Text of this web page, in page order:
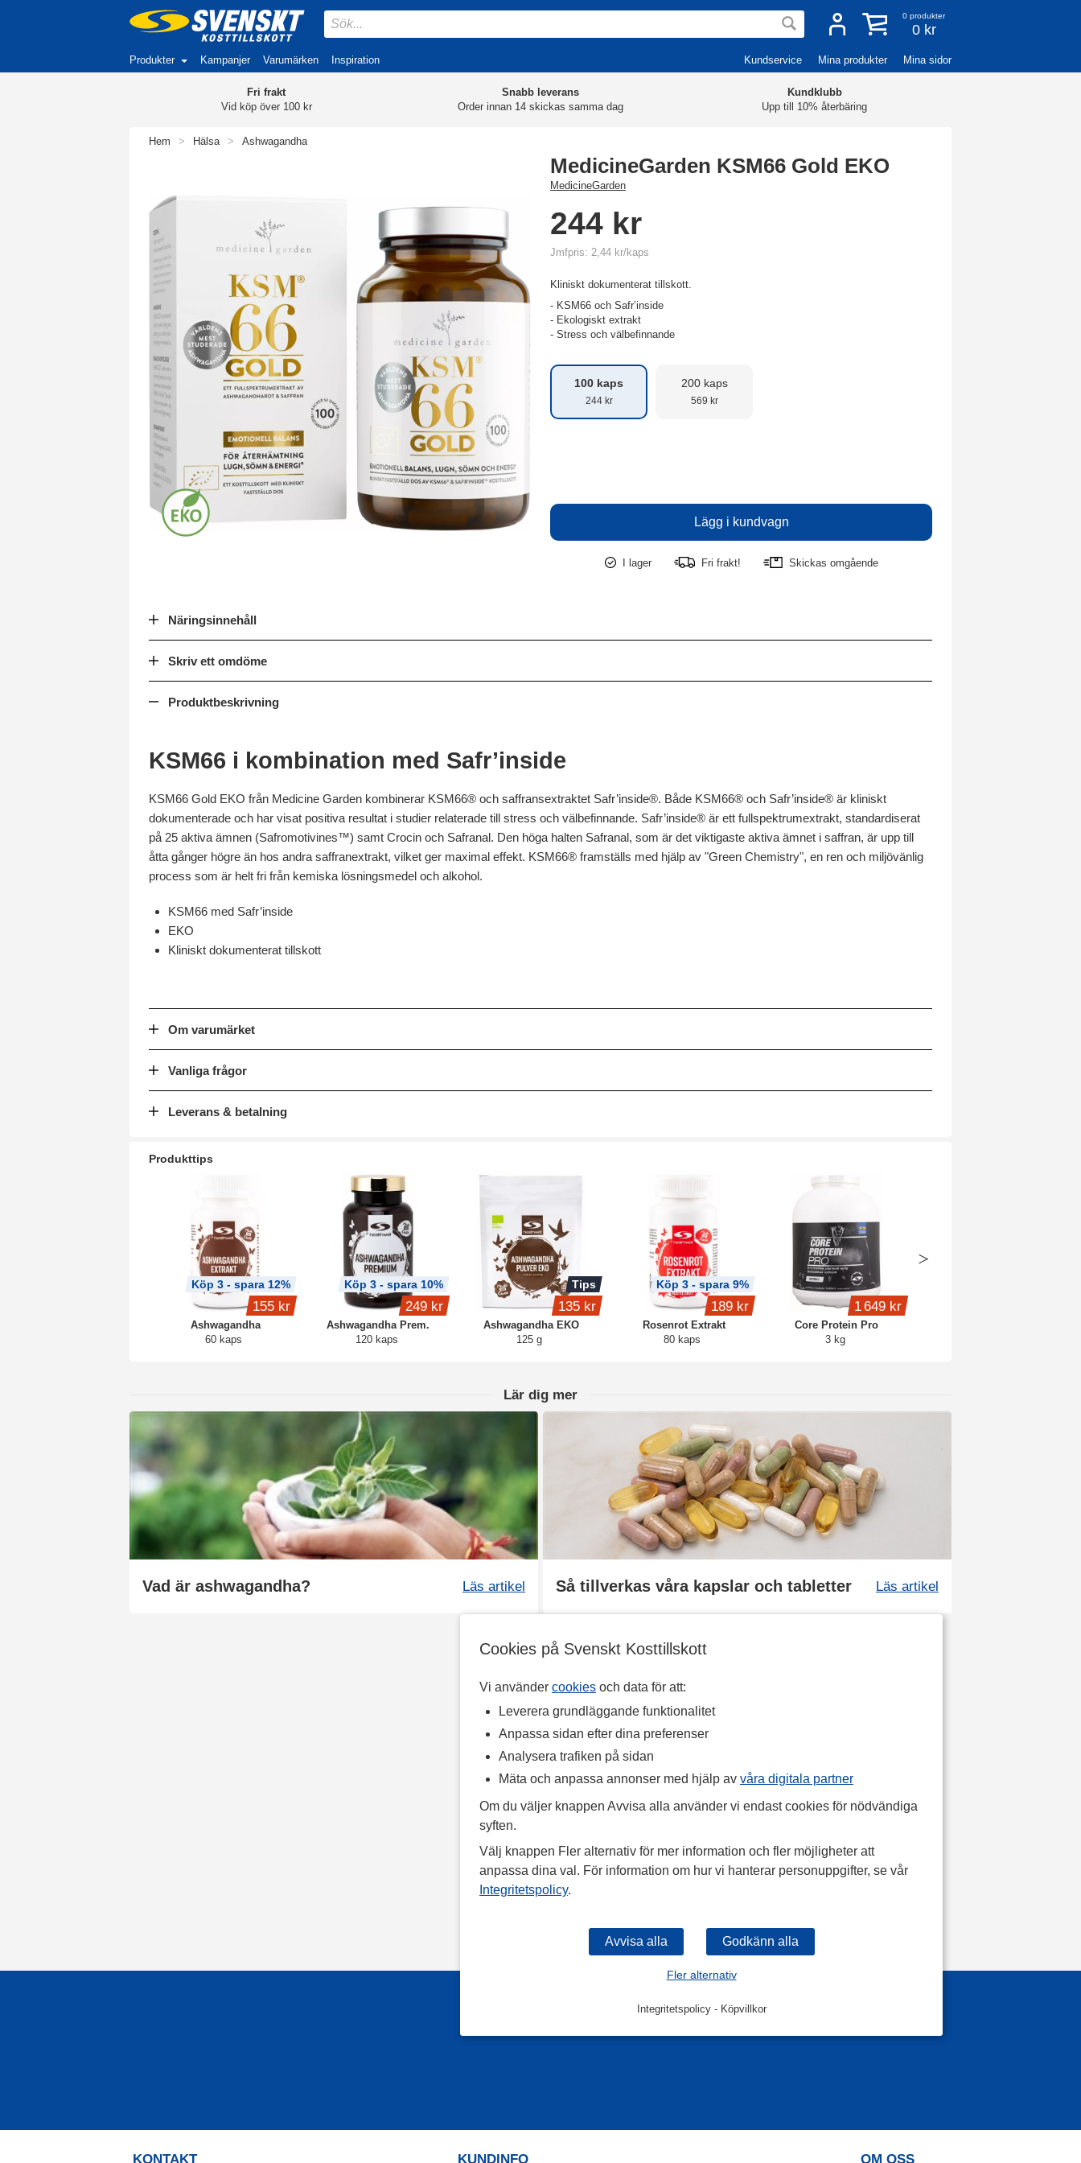
Cookies på Svenskt Kosttillskott
Vi använder cookies och data för att:
Leverera grundläggande funktionalitet
Anpassa sidan efter dina preferenser
Analysera trafiken på sidan
Mäta och anpassa annonser med hjälp av våra digitala partner
Om du väljer knappen Avvisa alla använder vi endast cookies för nödvändiga
syften.
Välj knappen Fler alternativ för mer information och fler möjligheter att
anpassa dina val. För information om hur vi hanterar personuppgifter, se vår
Integritetspolicy.
Fler alternativ
Integritetspolicy- Köpvillkor
0 produkter
0 kr
Produkter Kampanjer Varumärken Inspiration Kundservice Mina produkter Mina sidor
Fri frakt
Vid köp över 100 kr
Snabb leverans
Order innan 14 skickas samma dag
Kundklubb
Upp till 10% återbäring
Hem > Hälsa > Ashwagandha
MedicineGarden KSM66 Gold EKO
MedicineGarden
244 kr
Jmfpris: 2,44 kr/kaps
Kliniskt dokumenterat tillskott.
- KSM66 och Safr’inside
- Ekologiskt extrakt
- Stress och välbefinnande
100 kaps
244 kr
200 kaps
569 kr
I lager Fri frakt! Skickas omgående
Näringsinnehåll
Skriv ett omdöme
Produktbeskrivning
KSM66 i kombination med Safr’inside
KSM66 Gold EKO från Medicine Garden kombinerar KSM66® och saffransextraktet Safr’inside®. Både KSM66® och Safr’inside® är kliniskt
dokumenterade och har visat positiva resultat i studier relaterade till stress och välbefinnande. Safr’inside® är ett fullspektrumextrakt, standardiserat
på 25 aktiva ämnen (Safromotivines™) samt Crocin och Safranal. Den höga halten Safranal, som är det viktigaste aktiva ämnet i saffran, är upp till
åtta gånger högre än hos andra saffranextrakt, vilket ger maximal effekt. KSM66® framställs med hjälp av "Green Chemistry", en ren och miljövänlig
process som är helt fri från kemiska lösningsmedel och alkohol.
KSM66 med Safr’inside
EKO
Kliniskt dokumenterat tillskott
Om varumärket
Vanliga frågor
Leverans & betalning
Produkttips
Ashwagandha
60 kaps
Köp 3 - spara 12%
155 kr
Ashwagandha Prem.
120 kaps
Köp 3 - spara 10%
249 kr
Ashwagandha EKO
125 g
Tips
135 kr
Rosenrot Extrakt
80 kaps
Köp 3 - spara 9%
189 kr
Core Protein Pro
3 kg
1 649 kr
Lär dig mer
Vad är ashwagandha? Läs artikel Så tillverkas våra kapslar och tabletter Läs artikel
KONTAKT KUNDINFO OM OSS